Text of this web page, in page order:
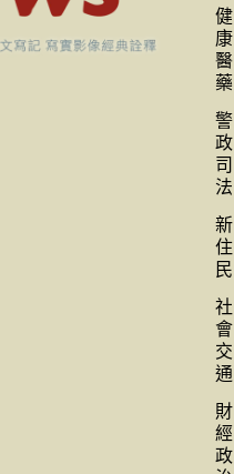
健
康
醫
藥
警
政
司
法
新
住
民
社
會
交
通
財
經
政